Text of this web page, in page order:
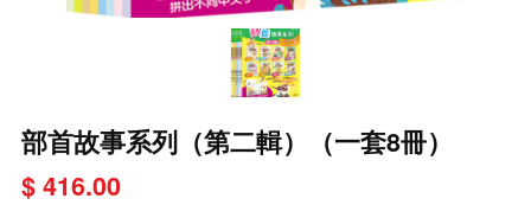
部首故事系列（第二輯）（一套8冊）
$ 416.00